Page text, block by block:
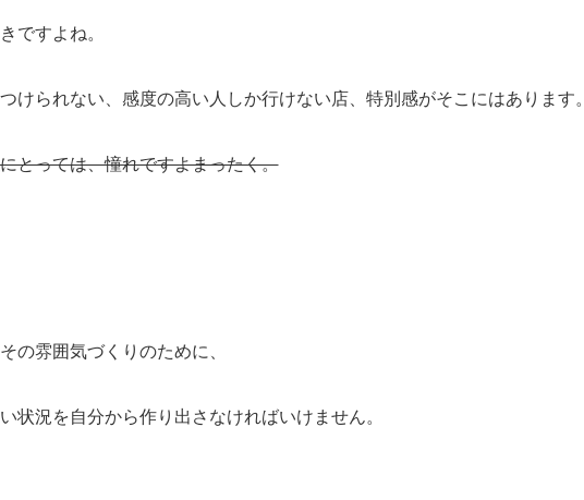
ですよね。
けられない、感度の高い人しか行けない店、特別感がそこにはあります。
とっては、憧れですよまったく。
の雰囲気づくりのために、
状況を自分から作り出さなければいけません。